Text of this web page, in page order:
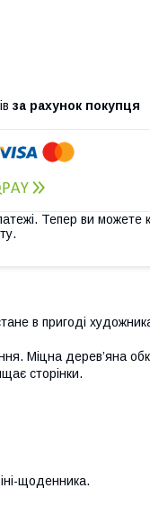
за рахунок покупця
Тепер ви можете
в пригоді
Міцна дерев’яна
сторінки.
щоденника.